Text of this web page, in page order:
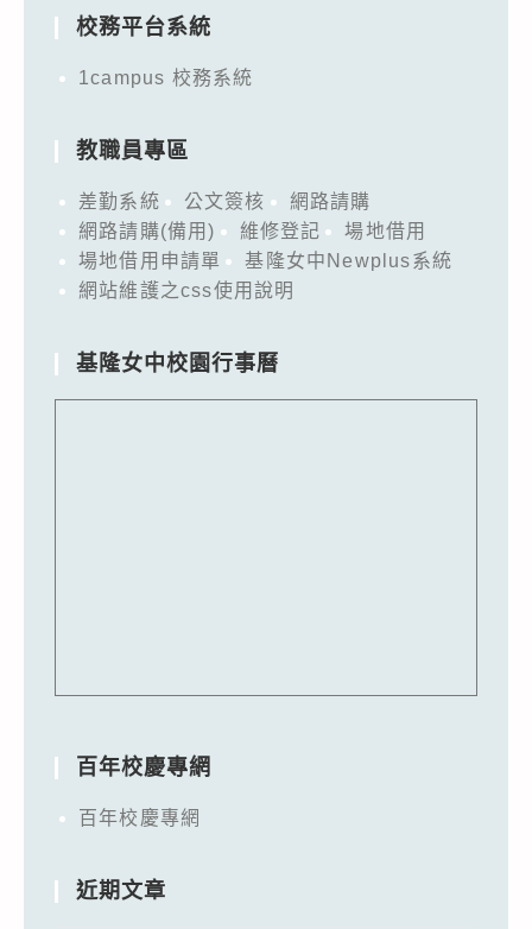
校務平台系統
1campus 校務系統
教職員專區
差勤系統 公文簽核
網路請購
網路請購(備用)
維修登記
場地借用
場地借用申請單
基隆女中Newplus系統
網站維護之css使用說明
基隆女中校園行事曆
百年校慶專網
百年校慶專網
近期文章